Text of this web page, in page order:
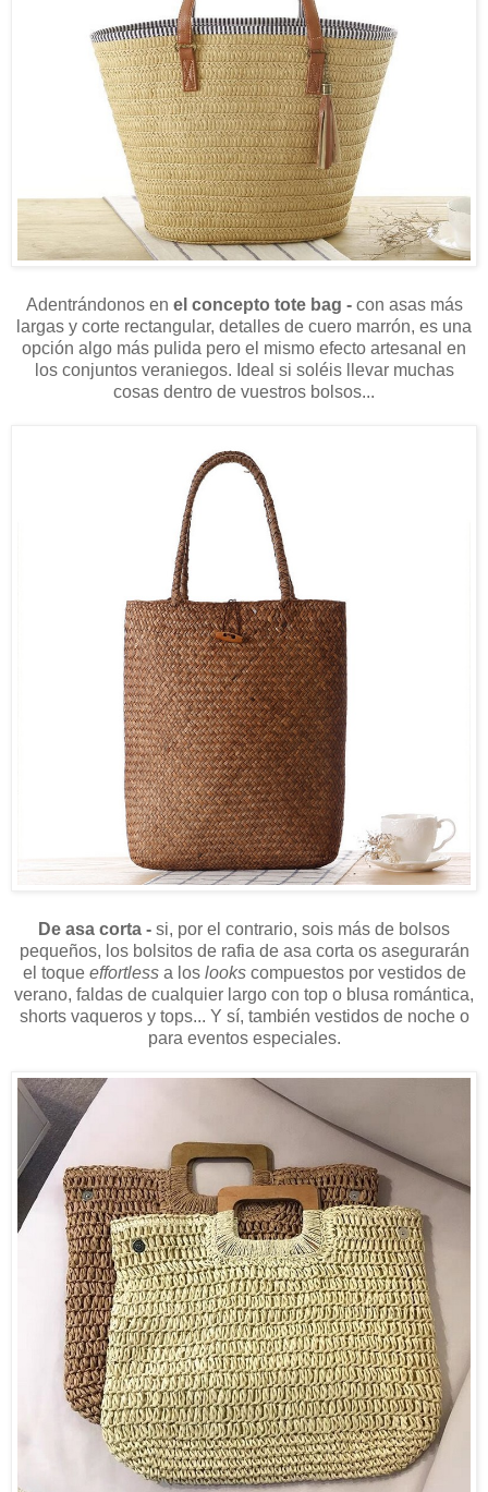
Adentrándonos en el concepto tote bag - con asas más
largas y corte rectangular, detalles de cuero marrón, es una
opción algo más pulida pero el mismo efecto artesanal en
los conjuntos veraniegos. Ideal si soléis llevar muchas
cosas dentro de vuestros bolsos...
De asa corta - si, por el contrario, sois más de bolsos
pequeños, los bolsitos de rafia de asa corta os asegurarán
el toqueeffortlessa los looks compuestos por vestidos de
verano, faldas de cualquier largo con top o blusa romántica,
shorts vaqueros y tops... Y sí, también vestidos de noche o
para eventos especiales.